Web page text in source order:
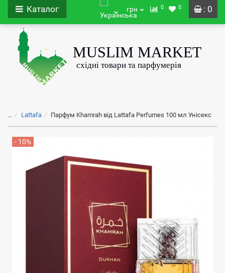
: 0
Каталог грн 0 0
... Lattafa Парфум Khamrah від Lattafa Perfumes 100 мл Унісекс
- 10%